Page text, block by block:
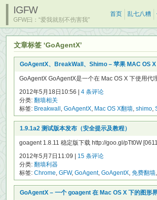
IGFW
GFW曰：“爱我就别不伤害我”
首页 乱七八糟
文章标签 ‘GoAgentX’
GoAgentX、BreakWall、Shimo – 苹果 MAC OS X
GoAgentX GoAgentX是一个在 Mac OS X 下使用
2012年5月18日10:56 | 4 条评论
分类: 翻墙相关
标签: Breakwall , GoAgentX, Mac OS X翻墙, shimo,
1.9.1a2 测试版本发布（安全提示及教程）
goagent 1.8.11 稳定版下载 http://goo.gl/pTt0W
2012年5月7日11:09 | 15 条评论
分类: 翻墙利器
标签: Chrome, GFW, GoAgent, GoAgentX, 免费翻墙,
GoAgentX – 一个 goagent 在 Mac OS X 下的图形